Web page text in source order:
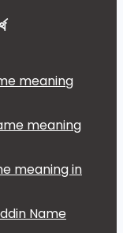
meaning
meaning in